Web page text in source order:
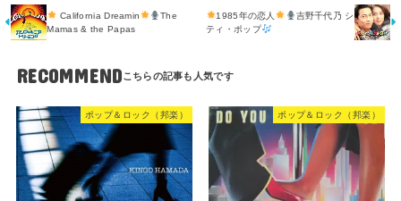
California Dreamin
The
Mamas & the Papas
1985年の恋人
吉野千代乃 シ
ティ・ポップ
RECOMMEND
ポップ＆ロック（邦楽） ポップ＆ロック（邦楽）